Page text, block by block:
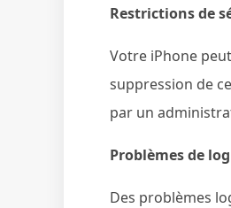
Restrictions de
Votre iPhone
suppression de
par un
Problèmes de
Des problèmes